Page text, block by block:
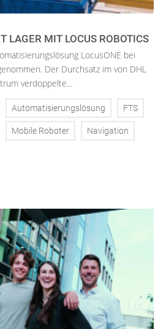
LAGER MIT LOCUS ROBOTICS
LocusONE bei
Der Durchsatz im von DHL
verdoppelte...
Automatisierungslösung FTS
Mobile Roboter Navigation